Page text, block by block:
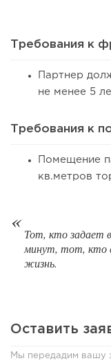
Coffee Way
модели
Требования к
Партнер
не менее 5
Требования к
Помещение
кв.метров
Тот, кто задает
минут, тот, кто
жизнь.
Оставить
Мы передадим вашу